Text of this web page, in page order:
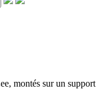
montés sur un